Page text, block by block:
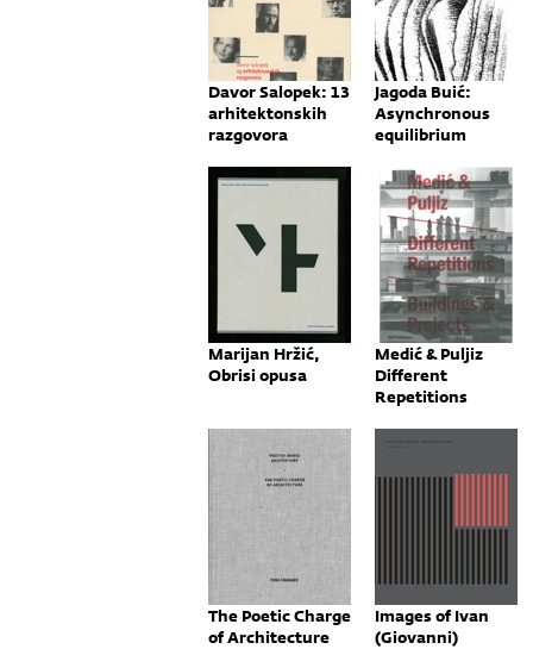
Davor Salopek: 13
arhitektonskih
razgovora
Jagoda Buić:
Asynchronous
equilibrium
Marijan Hržić,
Obrisi opusa
Medić & Puljiz
Different
Repetitions
The Poetic Charge
of Architecture
Images of Ivan
(Giovanni)